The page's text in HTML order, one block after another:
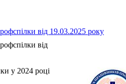
від 19.03.2025 року
від
у 2024 році